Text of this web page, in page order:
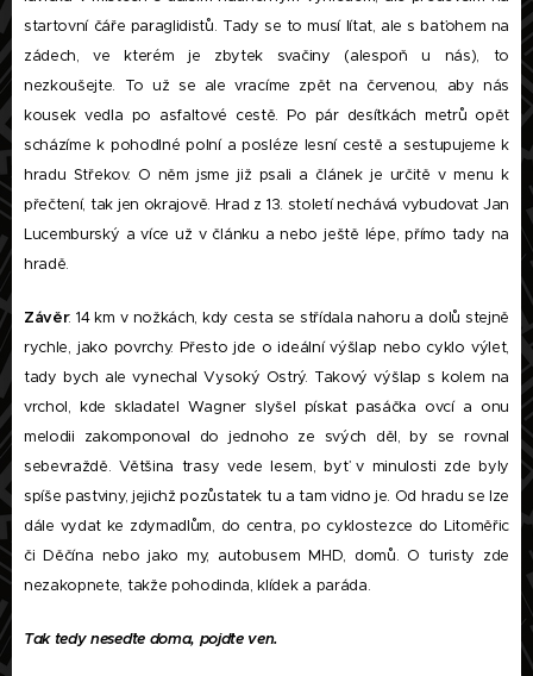
startovní čáře paraglidistů. Tady se to musí lítat, ale s baťohem na
zádech, ve kterém je zbytek svačiny (alespoň u nás), to
nezkoušejte. To už se ale vracíme zpět na červenou, aby nás
kousek vedla po asfaltové cestě. Po pár desítkách metrů opět
scházíme k pohodlné polní a posléze lesní cestě a sestupujeme k
hradu Střekov. O něm jsme již psali a článek je určitě v menu k
přečtení, tak jen okrajově. Hrad z 13. století nechává vybudovat Jan
Lucemburský a více už v článku a nebo ještě lépe, přímo tady na
hradě.
Závěr: 14 km v nožkách, kdy cesta se střídala nahoru a dolů stejně
rychle, jako povrchy. Přesto jde o ideální výšlap nebo cyklo výlet,
tady bych ale vynechal Vysoký Ostrý. Takový výšlap s kolem na
vrchol, kde skladatel Wagner slyšel pískat pasáčka ovcí a onu
melodii zakomponoval do jednoho ze svých děl, by se rovnal
sebevraždě. Většina trasy vede lesem, byť v minulosti zde byly
spíše pastviny, jejichž pozůstatek tu a tam vidno je. Od hradu se lze
dále vydat ke zdymadlům, do centra, po cyklostezce do Litoměřic
či Děčína nebo jako my, autobusem MHD, domů. O turisty zde
nezakopnete, takže pohodinda, klídek a paráda.
Tak tedy neseďte doma, pojďte ven.